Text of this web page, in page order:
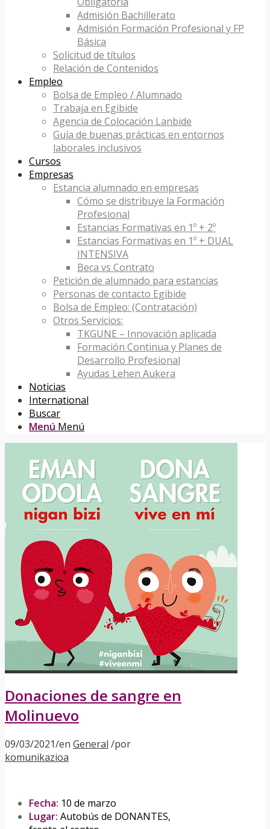
Admisión Bachillerato
Admisión Formación Profesional y FP
Básica
Solicitud de títulos
Relación de Contenidos
Empleo
Bolsa de Empleo / Alumnado
Trabaja en Egibide
Agencia de Colocación Lanbide
Guía de buenas prácticas en entornos
laborales inclusivos
Cursos
Empresas
Estancia alumnado en empresas
Cómo se distribuye la Formación
Profesional
Estancias Formativas en 1º + 2º
Estancias Formativas en 1º + DUAL
INTENSIVA
Beca vs Contrato
Petición de alumnado para estancias
Personas de contacto Egibide
Bolsa de Empleo: (Contratación)
Otros Servicios:
TKGUNE – Innovación aplicada
Formación Continua y Planes de
Desarrollo Profesional
Ayudas Lehen Aukera
Noticias
International
Buscar
Menú Menú
Donaciones de sangre en
Molinuevo
09/03/2021/en General /por
komunikazioa
Fecha: 10 de marzo
Lugar: Autobús de DONANTES,